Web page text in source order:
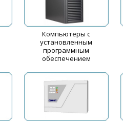
Компьютеры с
установленным
программным
обеспечением